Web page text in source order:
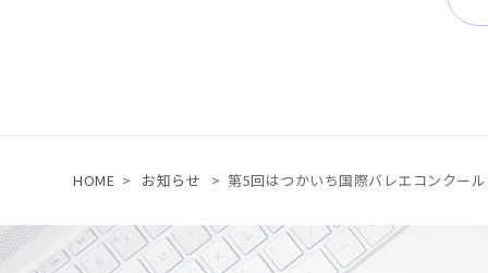
HOME > お知らせ > 第5回はつかいち国際バレエコンクー